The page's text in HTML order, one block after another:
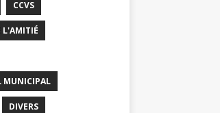
CCVS
L'AMITIÉ
MUNICIPAL
DIVERS